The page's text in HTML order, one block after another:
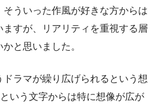
ういった作風が好きな方からは
すが、リアリティを重視する層
と思いました。
ドラマが繰り広げられるという想
いう文字からは特に想像が広が